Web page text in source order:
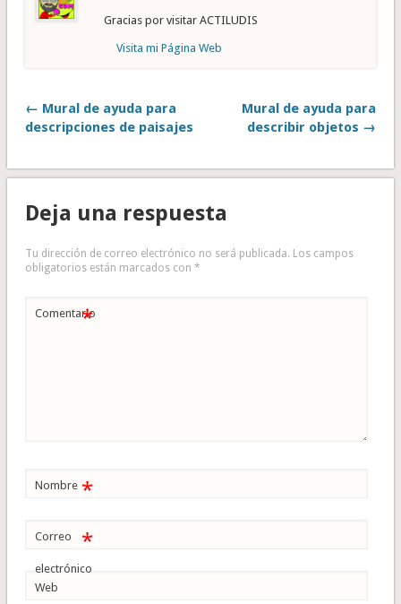
Gracias por visitar ACTILUDIS
Visita mi Página Web
← Mural de ayuda para
descripciones de paisajes
Mural de ayuda para
describir objetos →
Deja una respuesta
Tu dirección de correo electrónico no será publicada. Los campos
obligatorios están marcados con *
Comentario
*
Nombre *
Correo
electrónico
*
Web